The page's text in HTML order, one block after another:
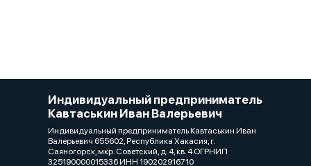
Индивидуальный предприниматель
Кавтаськин Иван Валерьевич
Индивидуальный предприниматель Кавтаськин Иван
Валерьевич 655602, Республика Хакасия, г.
Саяногорск, мкр. Советский, д. 4, кв. 4 ОГРНИП
325190000015336 ИНН 190202916710